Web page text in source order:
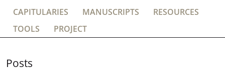
CAPITULARIES MANUSCRIPTS
RESOURCES
TOOLS
PROJECT
Posts